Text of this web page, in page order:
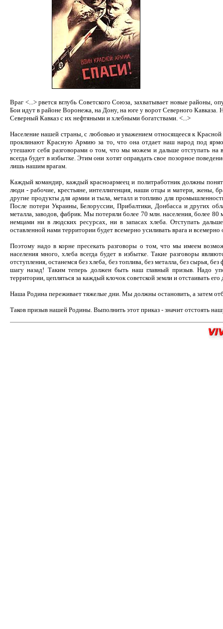
Враг <...> рвется вглубь Советского Союза, захватывает новые районы,
Бои идут в районе Воронежа, на Дону, на юге у ворот Северного Кавказа.
Северный Кавказ с их нефтяными и хлебными богатствами. <...>
Население нашей страны, с любовью и уважением относящееся к
проклинают Красную Армию за то, что она отдает наш народ под
утешают себя разговорами о том, что мы можем и дальше отступать на
всегда будет в избытке. Этим они хотят оправдать свое позорное
лишь нашим врагам.
Каждый командир, каждый красноармеец и политработник должны
люди - рабочие, крестьяне, интеллигенция, наши отцы и матери, жены,
другие продукты для армии и тыла, металл и топливо для
После потери Украины, Белоруссии, Прибалтики, Донбасса и других
металла, заводов, фабрик. Мы потеряли более 70 млн. населения, более
немцами ни в людских ресурсах, ни в запасах хлеба. Отступать
оставленной нами территории будет всемерно усиливать врага и
Поэтому надо в корне пресекать разговоры о том, что мы имеем
населения много, хлеба всегда будет в избытке. Такие разговоры
отступления, останемся без хлеба, без топлива, без металла, без сырья,
шагу назад! Таким теперь должен быть наш главный призыв. Надо
территории, цепляться за каждый клочок советской земли и отстаивать
Наша Родина переживает тяжелые дни. Мы должны остановить, а затем
Таков призыв нашей Родины. Выполнить этот приказ - значит отстоять